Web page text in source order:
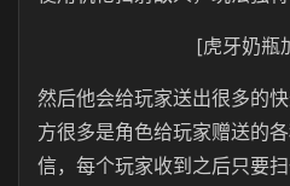
[虎牙奶瓶
然后他会给玩家送出很多的
方很多是角色给玩家赠送的
信，每个玩家收到之后只要